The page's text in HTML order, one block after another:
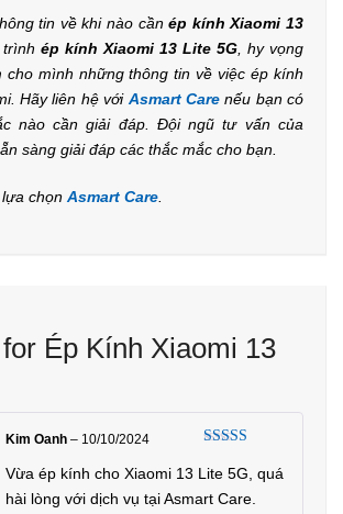
tin về khi nào cầnép kính Xiaomi 13
ép kính Xiaomi 13 Lite 5G , hy vọng
cho mình những thông tin về việc ép kính
Hãy liên hệ với Asmart Carenếu bạn có
nào cần giải đáp. Đội ngũ tư vấn của
sàng giải đáp các thắc mắc cho bạn.
chọn Asmart Care
Ép Kính Xiaomi 13
5
Kim Oanh – 10/10/2024
Vừa ép kính cho Xiaomi 13 Lite 5G, quá
hài lòng với dịch vụ tại Asmart Care.